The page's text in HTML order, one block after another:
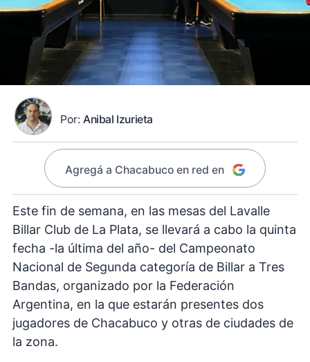
Por: Anibal Izurieta
Agregá a Chacabuco en red en
Este fin de semana, en las mesas del Lavalle
Billar Club de La Plata, se llevará a cabo la quinta
fecha -la última del año- del Campeonato
Nacional de Segunda categoría de Billar a Tres
Bandas, organizado por la Federación
Argentina, en la que estarán presentes dos
jugadores de Chacabuco y otras de ciudades de
la zona.